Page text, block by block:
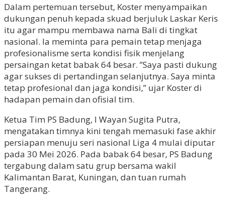
Dalam pertemuan tersebut, Koster menyampaikan
dukungan penuh kepada skuad berjuluk Laskar Keris
itu agar mampu membawa nama Bali di tingkat
nasional. Ia meminta para pemain tetap menjaga
profesionalisme serta kondisi fisik menjelang
persaingan ketat babak 64 besar. ”Saya pasti dukung
agar sukses di pertandingan selanjutnya. Saya minta
tetap profesional dan jaga kondisi,” ujar Koster di
hadapan pemain dan ofisial tim.
Ketua Tim PS Badung, I Wayan Sugita Putra,
mengatakan timnya kini tengah memasuki fase akhir
persiapan menuju seri nasional Liga 4 mulai diputar
pada 30 Mei 2026. Pada babak 64 besar, PS Badung
tergabung dalam satu grup bersama wakil
Kalimantan Barat, Kuningan, dan tuan rumah
Tangerang.